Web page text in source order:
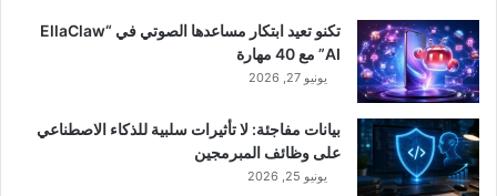
تكنو تعيد ابتكار مساعدها الصوتي في “EllaClaw
AI” مع 40 مهارة
يونيو 27, 2026
بيانات مفاجئة: لا تأثيرات سلبية للذكاء الاصطناعي
على وظائف المبرمجين
يونيو 25, 2026